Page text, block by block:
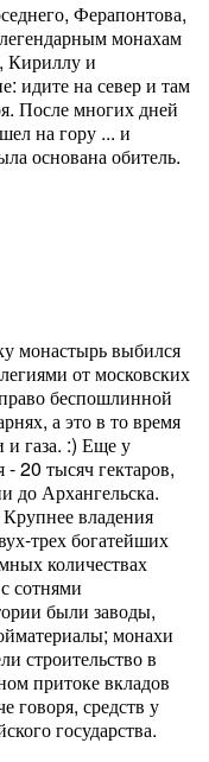
Ферапонтова,
монахам
Кириллу и
идите на север и там
После многих дней
на гору ... и
основана обитель.
монастырь выбился
от московских
беспошлинной
а это в то время
газа. :) Еще у
20 тысяч гектаров,
до Архангельска.
владения
трех богатейших
количествах
сотнями
были заводы,
монахи
строительство в
притоке вкладов
говоря, средств у
государства.